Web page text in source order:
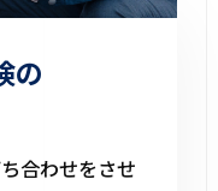
の
合わせをさせ